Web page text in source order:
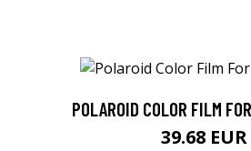
POLAROID COLOR FILM
39.68 EUR